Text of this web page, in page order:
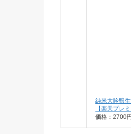
純米大吟醸
【楽天プレ
価格：2700